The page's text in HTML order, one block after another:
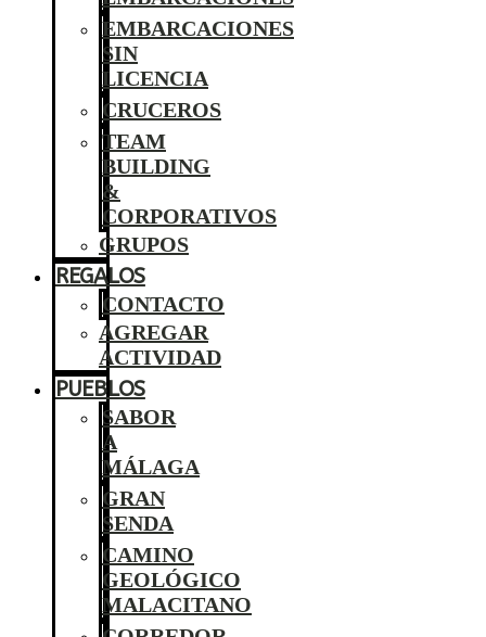
EMBARCACIONES
SIN
LICENCIA
CRUCEROS
TEAM
BUILDING
&
CORPORATIVOS
GRUPOS
REGALOS
CONTACTO
AGREGAR
ACTIVIDAD
PUEBLOS
SABOR
A
MÁLAGA
GRAN
SENDA
CAMINO
GEOLÓGICO
MALACITANO